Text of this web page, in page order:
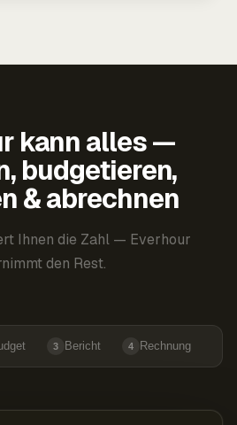
kann alles —
budgetieren,
& abrechnen
Ihnen die Zahl — Everhour
den Rest.
3 Bericht 4 Rechnung